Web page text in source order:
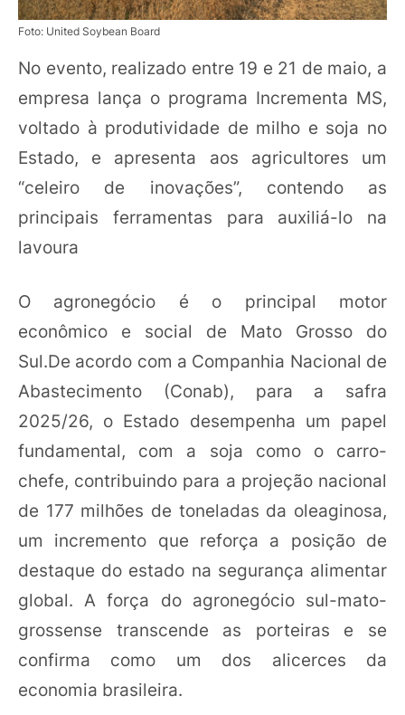
Foto: United Soybean Board
No evento, realizado entre 19 e 21 de maio, a
empresa lança o programa Incrementa MS,
voltado à produtividade de milho e soja no
Estado, e apresenta aos agricultores um
“celeiro de inovações”, contendo as
principais ferramentas para auxiliá-lo na
lavoura
O agronegócio é o principal motor
econômico e social de Mato Grosso do
Sul.De acordo com a Companhia Nacional de
Abastecimento (Conab), para a safra
2025/26, o Estado desempenha um papel
fundamental, com a soja como o carro-
chefe, contribuindo para a projeção nacional
de 177 milhões de toneladas da oleaginosa,
um incremento que reforça a posição de
destaque do estado na segurança alimentar
global. A força do agronegócio sul-mato-
grossense transcende as porteiras e se
confirma como um dos alicerces da
economia brasileira.